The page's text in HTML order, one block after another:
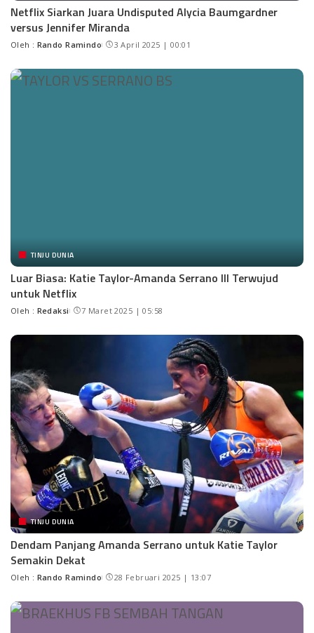
Netflix Siarkan Juara Undisputed Alycia Baumgardner
versus Jennifer Miranda
Oleh : Rando Ramindo 3 April 2025 | 00:01
TINJU DUNIA
Luar Biasa: Katie Taylor-Amanda Serrano III Terwujud
untuk Netflix
Oleh : Redaksi 7 Maret 2025 | 05:58
TINJU DUNIA
Dendam Panjang Amanda Serrano untuk Katie Taylor
Semakin Dekat
Oleh : Rando Ramindo 28 Februari 2025 | 13:07